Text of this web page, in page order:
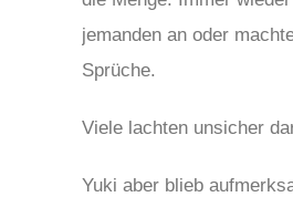
jemanden an oder
Sprüche.
Viele lachten unsicher
Yuki aber blieb